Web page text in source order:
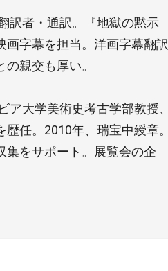
訳者・通訳。『地獄の黙示
字幕を担当。洋画字幕翻訳
親交も厚い。
大学美術史考古学部教授、
任。2010年、瑞宝中綬章。
集をサポート。展覧会の企